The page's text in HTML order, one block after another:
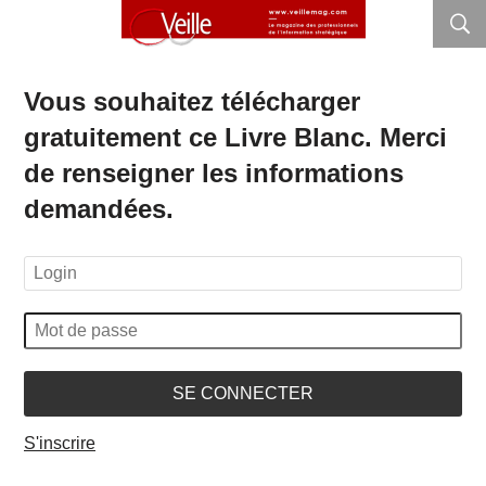
Vous souhaitez télécharger
gratuitement ce Livre Blanc. Merci
de renseigner les informations
demandées.
SE CONNECTER
S'inscrire